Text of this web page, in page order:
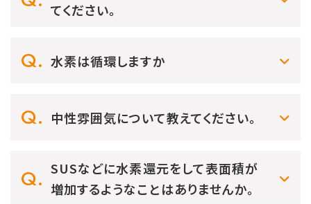
てください。
水素は循環しますか
中性雰囲気について教えてください。
SUSなどに水素還元をして表面積が
増加するようなことはありませんか。